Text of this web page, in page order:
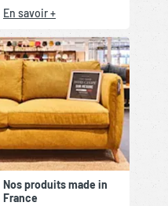
En savoir +
Nos produits made in
France